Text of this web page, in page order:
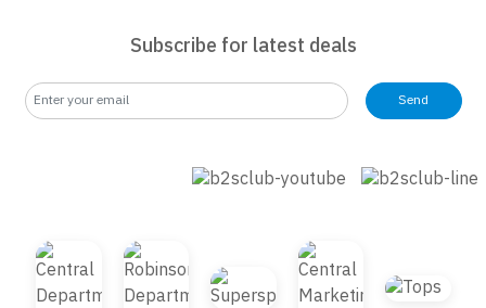
Subscribe for latest deals
Send